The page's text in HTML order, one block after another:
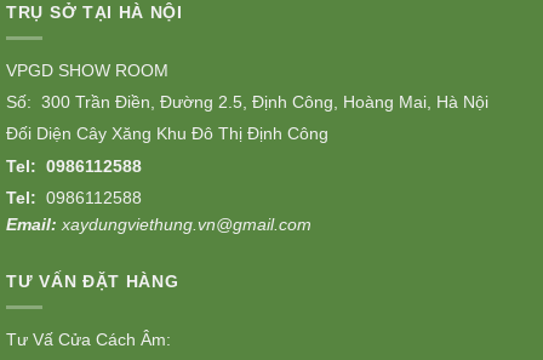
TRỤ SỞ TẠI HÀ NỘI
VPGD SHOW ROOM
Số: 300 Trần Điền, Đường 2.5, Định Công, Hoàng Mai, Hà Nội
Đối Diện Cây Xăng Khu Đô Thị Định Công
Tel: 0986112588
Tel: 0986112588
Email: xaydungviethung.vn@gmail.com
TƯ VẤN ĐẶT HÀNG
Tư Vấ Cửa Cách Âm: